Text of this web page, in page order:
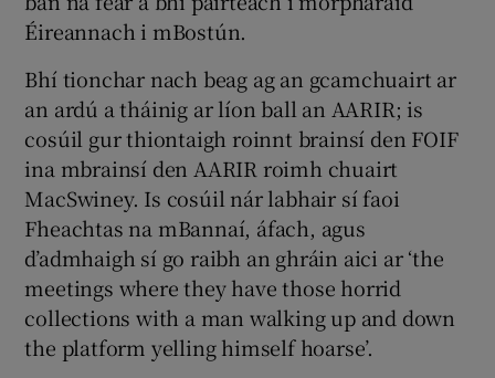
Éireannach i mBostún.
Bhí tionchar nach beag ag an gcamchuairt ar
an ardú a tháinig ar líon ball an AARIR; is
cosúil gur thiontaigh roinnt brainsí den FOIF
ina mbrainsí den AARIR roimh chuairt
MacSwiney. Is cosúil nár labhair sí faoi
Fheachtas na mBannaí, áfach, agus
d’admhaigh sí go raibh an ghráin aici ar ‘the
meetings where they have those horrid
collections with a man walking up and down
the platform yelling himself hoarse’.